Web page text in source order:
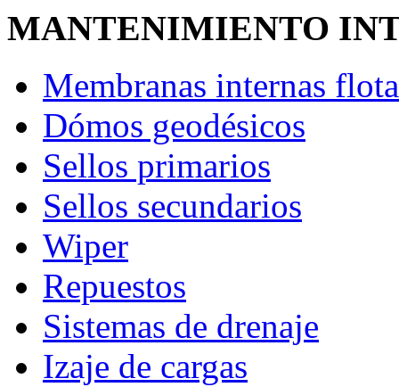
MANTENIMIENTO
Membranas internas
Dómos geodésicos
Sellos primarios
Sellos secundarios
Wiper
Repuestos
Sistemas de drenaje
Izaje de cargas